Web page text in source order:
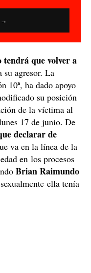
→
tendrá que volver a
su agresor. La
10ª, ha dado apoyo
su posición
de la víctima al
17 de junio. De
declarar de
va en la línea de la
en los procesos
Brian Raimundo
ella tenía